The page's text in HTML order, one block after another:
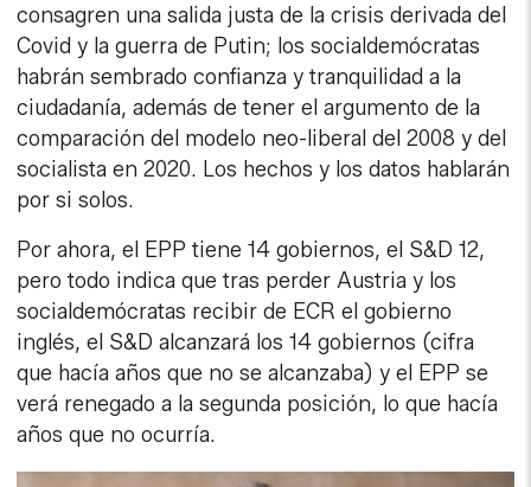
consagren una salida justa de la crisis derivada del
Covid y la guerra de Putin; los socialdemócratas
habrán sembrado confianza y tranquilidad a la
ciudadanía, además de tener el argumento de la
comparación del modelo neo-liberal del 2008 y del
socialista en 2020. Los hechos y los datos hablarán
por si solos.
Por ahora, el EPP tiene 14 gobiernos, el S&D 12,
pero todo indica que tras perder Austria y los
socialdemócratas recibir de ECR el gobierno
inglés, el S&D alcanzará los 14 gobiernos (cifra
que hacía años que no se alcanzaba) y el EPP se
verá renegado a la segunda posición, lo que hacía
años que no ocurría.